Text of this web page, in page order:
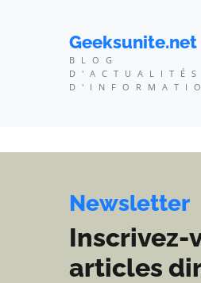
Geeksunite.net
BLOG
Newsletter
Inscrivez-
articles